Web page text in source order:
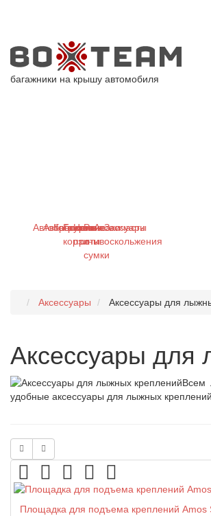
багажники на крышу автомобиля
Автобагажники
Автобоксы
Крепления
Грузовые
корзины
Цепи
противоскольжения
Рюкзаки
и
сумки
Аксессуары
Запчасти
Аксессуары Аксессуары для
Аксессуары для
Всем
удобные аксессуары для лыжных
Площадка для подъема креплений Amos